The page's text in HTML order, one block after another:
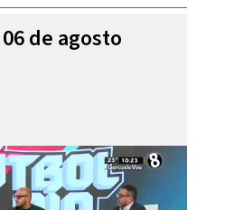
de agosto